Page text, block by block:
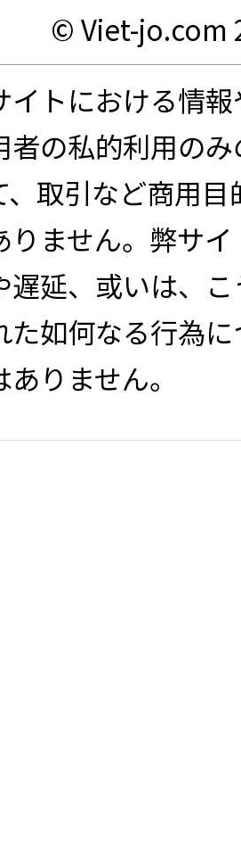
© Viet-jo.com
イトにおける情
者の私的利用の
、取引など商用
りません。弊サ
遅延、或いは、
た如何なる行為
りません。